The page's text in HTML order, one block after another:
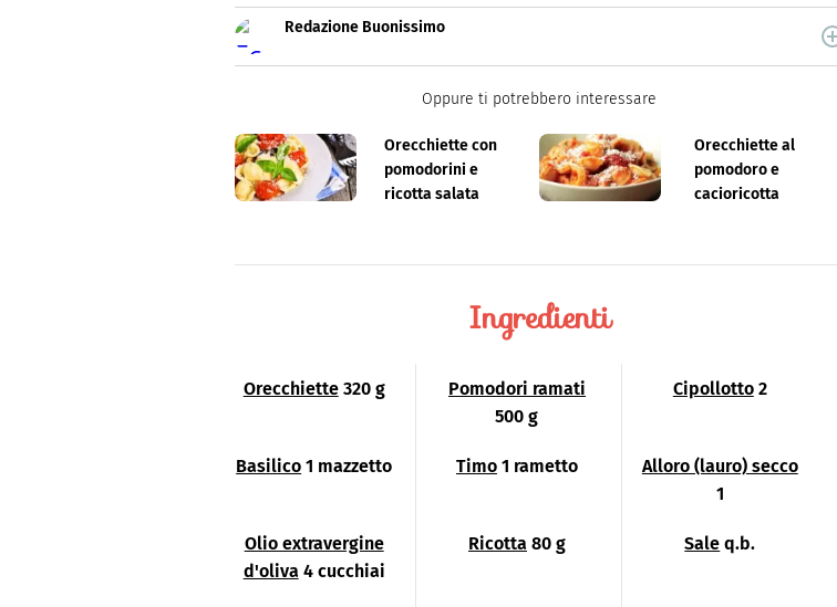
Redazione Buonissimo
Buonissimo è il magazine di cucina di Italiaonline nel quale trovi idee veloci,
facili e spiegate passo passo.
Oppure ti potrebbero interessare
Orecchiette con
pomodorini e
ricotta salata
Orecchiette al
pomodoro e
cacioricotta
Ingredienti
Orecchiette 320 g
Pomodori ramati
500 g
Cipollotto 2
Basilico 1 mazzetto Timo 1 rametto
Alloro (lauro) secco
1
Olio extravergine
d'oliva 4 cucchiai
Ricotta 80 g Sale q.b.